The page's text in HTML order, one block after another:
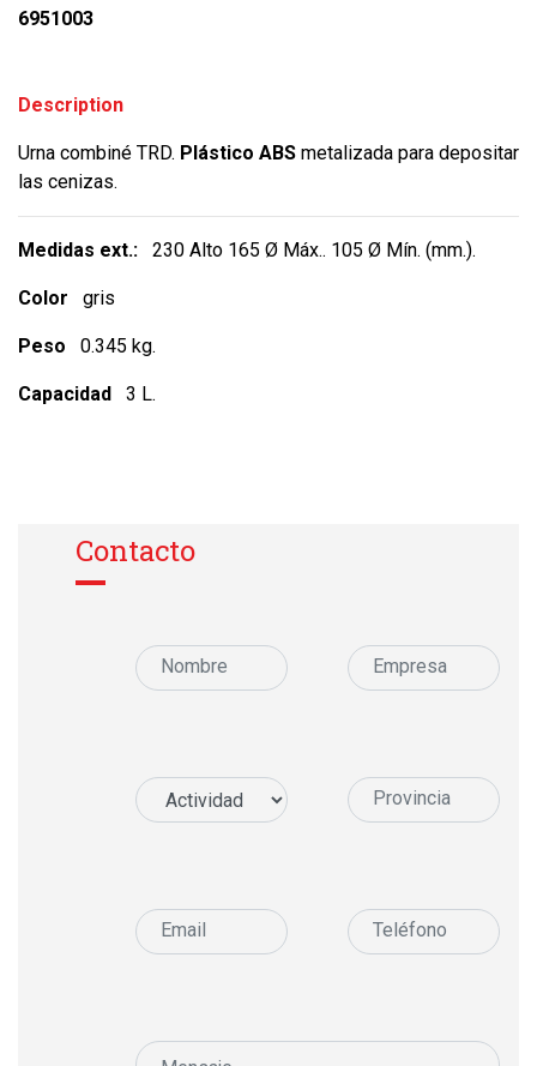
6951003
Description
Urna combiné TRD. Plástico ABS metalizada para depositar
las cenizas.
Medidas ext.: 230 Alto 165 Ø Máx.. 105 Ø Mín. (mm.).
Color gris
Peso 0.345 kg.
Capacidad 3 L.
Contacto